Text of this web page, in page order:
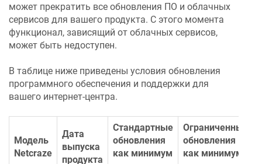
может прекратить все обновления ПО и облачных
сервисов для вашего продукта. С этого момента
функционал, зависящий от облачных сервисов,
может быть недоступен.
В таблице ниже приведены условия обновления
программного обеспечения и поддержки для
вашего интернет-центра.
Модель
Netcraze
Дата
выпуска
продукта
Стандартные
обновления
как минимум
Ограниченные
обновления
как минимум